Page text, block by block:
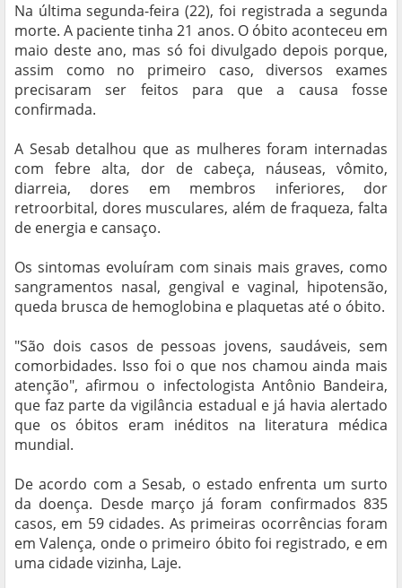
Na última segunda-feira (22), foi registrada a segunda
morte. A paciente tinha 21 anos. O óbito aconteceu em
maio deste ano, mas só foi divulgado depois porque,
assim como no primeiro caso, diversos exames
precisaram ser feitos para que a causa fosse
confirmada.
A Sesab detalhou que as mulheres foram internadas
com febre alta, dor de cabeça, náuseas, vômito,
diarreia, dores em membros inferiores, dor
retroorbital, dores musculares, além de fraqueza, falta
de energia e cansaço.
Os sintomas evoluíram com sinais mais graves, como
sangramentos nasal, gengival e vaginal, hipotensão,
queda brusca de hemoglobina e plaquetas até o óbito.
"São dois casos de pessoas jovens, saudáveis, sem
comorbidades. Isso foi o que nos chamou ainda mais
atenção", afirmou o infectologista Antônio Bandeira,
que faz parte da vigilância estadual e já havia alertado
que os óbitos eram inéditos na literatura médica
mundial.
De acordo com a Sesab, o estado enfrenta um surto
da doença. Desde março já foram confirmados 835
casos, em 59 cidades. As primeiras ocorrências foram
em Valença, onde o primeiro óbito foi registrado, e em
uma cidade vizinha, Laje.